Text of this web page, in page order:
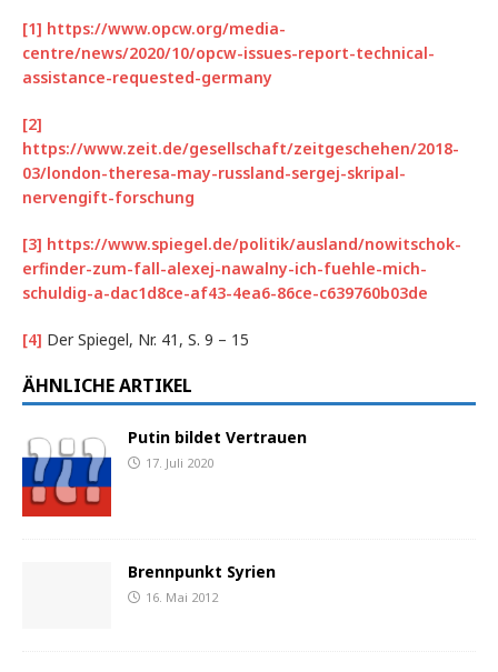
[1] https://www.opcw.org/media-
centre/news/2020/10/opcw-issues-report-technical-
assistance-requested-germany
[2]
https://www.zeit.de/gesellschaft/zeitgeschehen/2018-
03/london-theresa-may-russland-sergej-skripal-
nervengift-forschung
[3] https://www.spiegel.de/politik/ausland/nowitschok-
erfinder-zum-fall-alexej-nawalny-ich-fuehle-mich-
schuldig-a-dac1d8ce-af43-4ea6-86ce-c639760b03de
[4] Der Spiegel, Nr. 41, S. 9 – 15
ÄHNLICHE ARTIKEL
Putin bildet Vertrauen
17. Juli 2020
Brennpunkt Syrien
16. Mai 2012